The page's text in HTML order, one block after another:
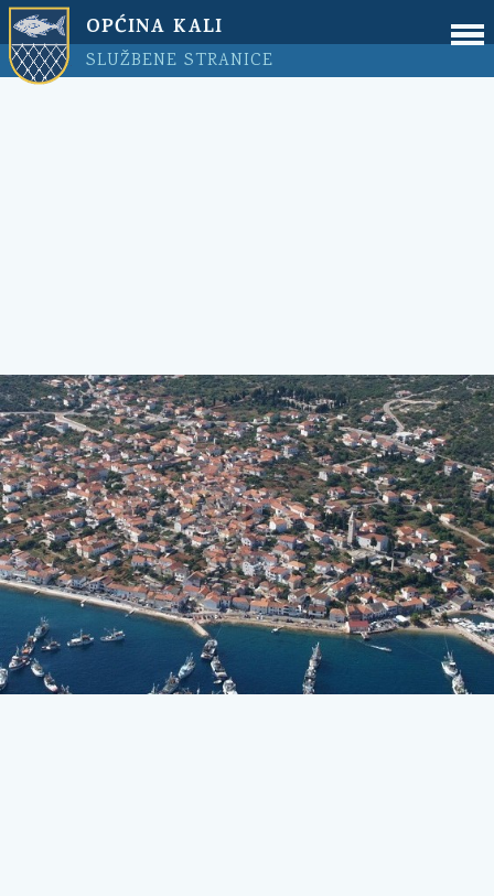
OPĆINA KALI
SLUŽBENE STRANICE